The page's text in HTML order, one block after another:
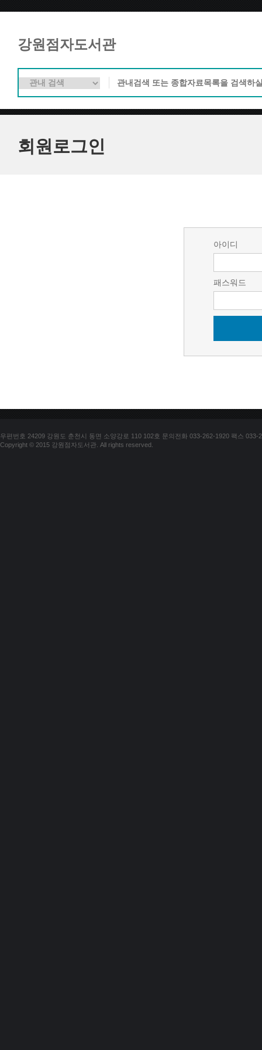
강원점자도서관
회원로그인
아이디
패스워드
우편번호 24209 강원도 춘천시 동면 소양강로 110 102호 문의전화 033-262-1920 팩스 033-
Copyright © 2015 강원점자도서관. All rights reserved.